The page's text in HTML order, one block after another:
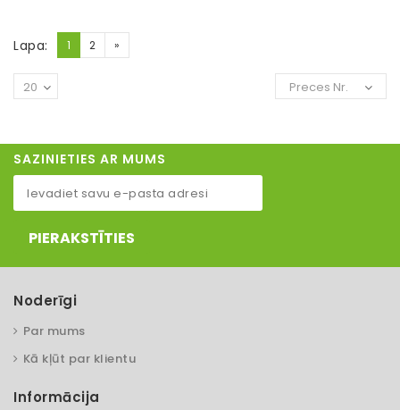
Lapa: 1 2 »
Preces Nr.
20
SAZINIETIES AR MUMS
PIERAKSTĪTIES
Noderīgi
Par mums
Kā kļūt par klientu
Informācija